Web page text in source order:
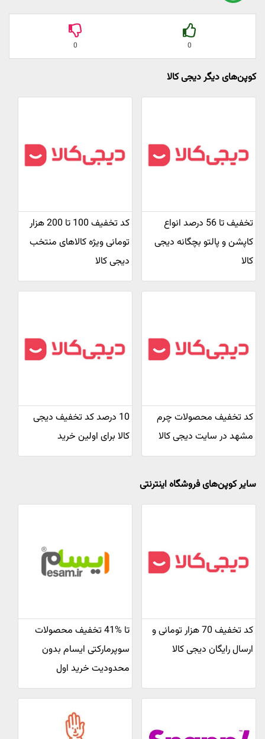
0
0
کوپن‌های دیگر دیجی کالا
تخفیف تا 56 درصد انواع
کاپشن و پالتو بچگانه دیجی
کالا
کد تخفیف 100 تا 200 هزار
تومانی ویژه کالاهای منتخب
دیجی کالا
کد تخفیف محصولات چرم
مشهد در سایت دیجی کالا
10 درصد کد تخفیف دیجی
کالا برای اولین خرید
سایر کوپن‌های فروشگاه اینترنتی
کد تخفیف 70 هزار تومانی و
ارسال رایگان دیجی کالا
تا %41 تخفیف محصولات
سوپرمارکتی ایسام بدون
محدودیت خرید اول